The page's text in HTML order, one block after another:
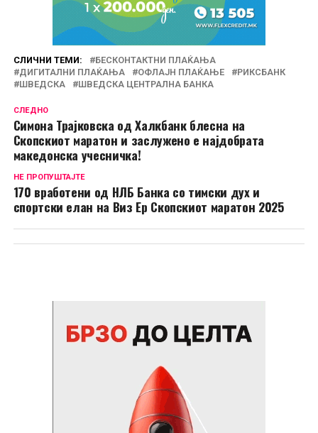
СЛИЧНИ ТЕМИ:
БЕСКОНТАКТНИ ПЛАЌАЊА
ДИГИТАЛНИ ПЛАЌАЊА
ОФЛАЈН ПЛАЌАЊЕ
РИКСБАНК
ШВЕДСКА
ШВЕДСКА ЦЕНТРАЛНА БАНКА
СЛЕДНО
Симона Трајковска од Халкбанк блесна на
Скопскиот маратон и заслужено е најдобрата
македонска учесничка!
НЕ ПРОПУШТАЈТЕ
170 вработени од НЛБ Банка со тимски дух и
спортски елан на Виз Ер Скопскиот маратон 2025